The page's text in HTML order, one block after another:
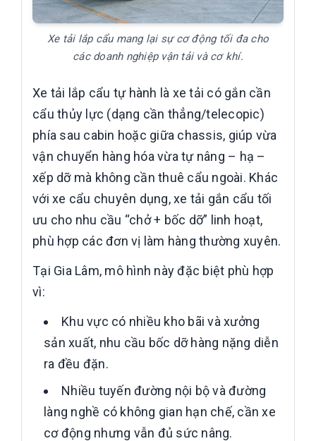
Xe tải lắp cẩu mang lại sự cơ động tối đa cho
các doanh nghiệp vận tải và cơ khí.
Xe tải lắp cẩu tự hành là xe tải có gắn cần
cẩu thủy lực (dạng cần thẳng/telecopic)
phía sau cabin hoặc giữa chassis, giúp vừa
vận chuyển hàng hóa vừa tự nâng – hạ –
xếp dỡ mà không cần thuê cẩu ngoài. Khác
với xe cẩu chuyên dụng, xe tải gắn cẩu tối
ưu cho nhu cầu “chở + bốc dỡ” linh hoạt,
phù hợp các đơn vị làm hàng thường xuyên.
Tại Gia Lâm, mô hình này đặc biệt phù hợp
vì:
Khu vực có nhiều kho bãi và xưởng
sản xuất, nhu cầu bốc dỡ hàng nặng diễn
ra đều đặn.
Nhiều tuyến đường nội bộ và đường
làng nghề có không gian hạn chế, cần xe
cơ động nhưng vẫn đủ sức nâng.